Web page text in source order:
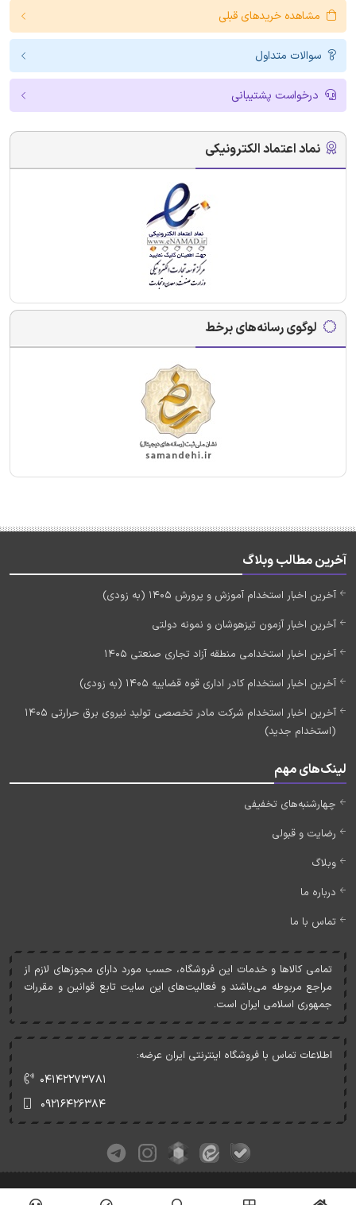
مشاهده خریدهای قبلی
سوالات متداول
درخواست پشتیبانی
نماد اعتماد الکترونیکی
لوگوی رسانه‌های برخط
آخرین مطالب وبلاگ
آخرین اخبار استخدام آموزش و پرورش 1405 (به زودی)
آخرین اخبار آزمون تیزهوشان و نمونه دولتی
آخرین اخبار استخدامی منطقه آزاد تجاری صنعتی 1405
آخرین اخبار استخدام کادر اداری قوه قضاییه 1405 (به زودی)
آخرین اخبار استخدام شرکت مادر تخصصی تولید نیروی برق حرارتی 1405
(استخدام جدید)
لینک‌های مهم
چهارشنبه‌های تخفیفی
رضایت و قبولی
وبلاگ
درباره ما
تماس با ما
تمامی کالاها و خدمات اين فروشگاه، حسب مورد دارای مجوزهای لازم از
مراجع مربوطه می‌باشند و فعاليت‌های اين سايت تابع قوانين و مقررات
جمهوری اسلامی ايران است.
اطلاعات تماس با فروشگاه اینترنتی ایران عرضه:
۰۴۱۴۲۲۷۳۷۸۱
۰۹۲۱۶۴۲۶۳۸۴
کلیه حقوق این وبسایت متعلق به ایران عرضه می‌باشد.